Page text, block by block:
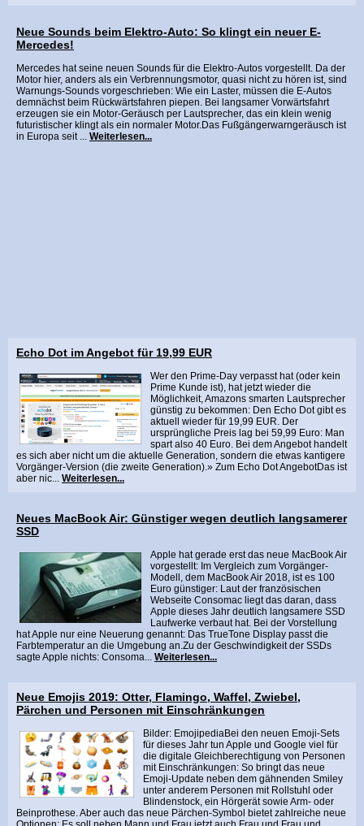
Neue Sounds beim Elektro-Auto: So klingt ein neuer E-
Mercedes!
Mercedes hat seine neuen Sounds für die Elektro-Autos vorgestellt. Da der
Motor hier, anders als ein Verbrennungsmotor, quasi nicht zu hören ist, sind
Warnungs-Sounds vorgeschrieben: Wie ein Laster, müssen die E-Autos
demnächst beim Rückwärtsfahren piepen. Bei langsamer Vorwärtsfahrt
erzeugen sie ein Motor-Geräusch per Lautsprecher, das ein klein wenig
futuristischer klingt als ein normaler Motor.Das Fußgängerwarngeräusch ist
in Europa seit ... Weiterlesen...
Echo Dot im Angebot für 19,99 EUR
Wer den Prime-Day verpasst hat (oder kein
Prime Kunde ist), hat jetzt wieder die
Möglichkeit, Amazons smarten Lautsprecher
günstig zu bekommen: Den Echo Dot gibt es
aktuell wieder für 19,99 EUR. Der
ursprüngliche Preis lag bei 59,99 Euro: Man
spart also 40 Euro. Bei dem Angebot handelt
es sich aber nicht um die aktuelle Generation, sondern die etwas kantigere
Vorgänger-Version (die zweite Generation).» Zum Echo Dot AngebotDas ist
aber nic... Weiterlesen...
Neues MacBook Air: Günstiger wegen deutlich langsamerer
SSD
Apple hat gerade erst das neue MacBook Air
vorgestellt: Im Vergleich zum Vorgänger-
Modell, dem MacBook Air 2018, ist es 100
Euro günstiger: Laut der französischen
Webseite Consomac liegt das daran, dass
Apple dieses Jahr deutlich langsamere SSD
Laufwerke verbaut hat. Bei der Vorstellung
hat Apple nur eine Neuerung genannt: Das TrueTone Display passt die
Farbtemperatur an die Umgebung an.Zu der Geschwindigkeit der SSDs
sagte Apple nichts: Consoma... Weiterlesen...
Neue Emojis 2019: Otter, Flamingo, Waffel, Zwiebel,
Pärchen und Personen mit Einschränkungen
Bilder: EmojipediaBei den neuen Emoji-Sets
für dieses Jahr tun Apple und Google viel für
die digitale Gleichberechtigung von Personen
mit Einschränkungen: So bringt das neue
Emoji-Update neben dem gähnenden Smiley
unter anderem Personen mit Rollstuhl oder
Blindenstock, ein Hörgerät sowie Arm- oder
Beinprothese. Aber auch das neue Pärchen-Symbol bietet zahlreiche neue